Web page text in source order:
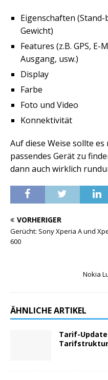
Eigenschaften
Gewicht)
Features (z.B. GPS,
Ausgang, usw.)
Display
Farbe
Foto und Video
Konnektivität
Auf diese Weise sollte
passendes Gerät zu
dann auch wirklich
VORHERIGER
Gerücht: Sony Xperia A und
600
Nokia
ÄHNLICHE ARTIKEL
Tarif-